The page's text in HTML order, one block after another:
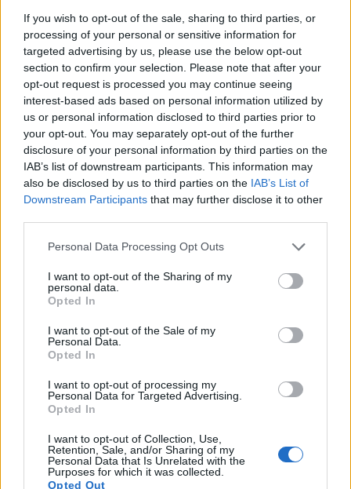
If you wish to opt-out of the sale, sharing to third parties, or
processing of your personal or sensitive information for
targeted advertising by us, please use the below opt-out
section to confirm your selection. Please note that after your
opt-out request is processed you may continue seeing
interest-based ads based on personal information utilized by
us or personal information disclosed to third parties prior to
your opt-out. You may separately opt-out of the further
disclosure of your personal information by third parties on the
IAB’s list of downstream participants. This information may
also be disclosed by us to third parties on the IAB’s List of
Downstream Participants that may further disclose it to other
Please note that this website/app uses one or more Google
not limited to your visit or usage behaviour. You may click to
grant or deny consent to Google and its third-party tags to
use your data for below specified purposes in below Google
consent section.
Personal Data Processing Opt Outs
I want to opt-out of the Sharing of my
personal data.
Opted In
I want to opt-out of the Sale of my
Personal Data.
Opted In
I want to opt-out of processing my
Personal Data for Targeted Advertising.
Opted In
I want to opt-out of Collection, Use,
Retention, Sale, and/or Sharing of my
Personal Data that Is Unrelated with the
Purposes for which it was collected.
Opted Out
Zəncəfilin menstrual
simptomlara təsiri
Zəncəfil menstrual ağrı üçün təbii bir vasitədir. Bir
çox qadın tsikl narahatlığını aradan qaldırmaq üçün
zəncəfilə müraciət edir. Araşdırmalar göstərir ki,
zəncəfil menstrual sancılar üçün reseptsiz satılan
ağrıkəsicilər qədər təsirli ola bilər. Bu, zəncəfili
dismenoreyadan təbii şəkildə azad olmaq üçün ən
yaxşı seçimə çevirir.
Əzələləri rahatlatmaq.
Qan axınının gücləndirilməsi.
Zəncəfilin gündəlik həyatınıza əlavə edilməsi
menstrual dövrünü daha rahat edə bilər. Onu çay,
yemək və ya əlavə kimi qəbul edə bilərsiniz. Zəncəfil
rahatlıq axtaranlar üçün çevik bir seçimdir.
Zəncəfilin xərçəngin qarşısının
alınmasında rolu